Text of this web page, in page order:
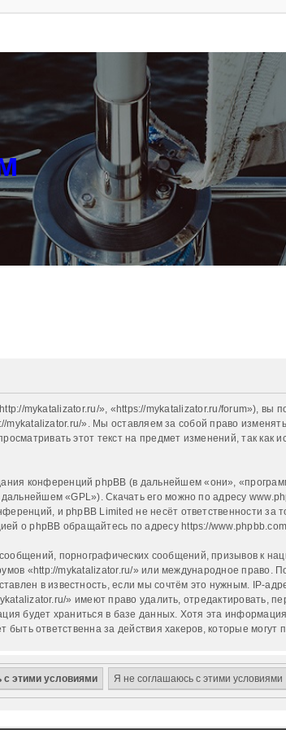
mykatalizator.ru/», «https://mykatalizator.ru/forum»), вы
». Мы оставляем за собой право
этот текст на предмет изменений, так как
конференций phpBB (в дальнейшем «они»,
дальнейшем «GPL»). Скачать его можно по адресу
и phpBB Limited не несёт ответственности за
о phpBB обращайтесь по адресу https://
порнографических сообщений, призывов к
«http://mykatalizator.ru/» или международное право.
в известность, если мы сочтём это нужным. IP-
» имеют право удалить, отредактировать,
будет храниться в базе данных. Хотя эта
ответственна за действия хакеров, которые могут